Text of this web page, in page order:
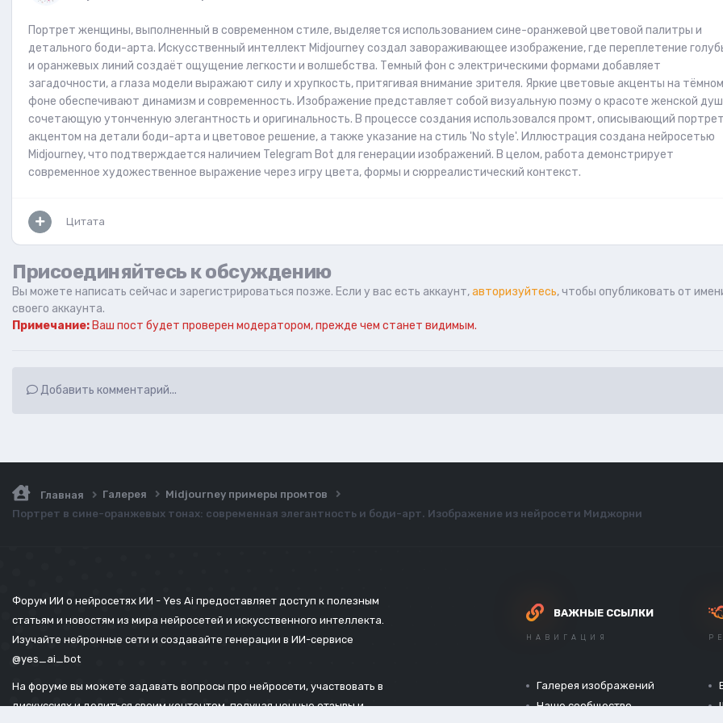
Портрет женщины, выполненный в современном стиле, выделяется использованием сине-оранжевой цветовой палитры и
детального боди-арта. Искусственный интеллект Midjourney создал завораживающее изображение, где переплетение
и оранжевых линий создаёт ощущение легкости и волшебства. Темный фон с электрическими формами добавляет
загадочности, а глаза модели выражают силу и хрупкость, притягивая внимание зрителя. Яркие цветовые акценты на тёмном
фоне обеспечивают динамизм и современность. Изображение представляет собой визуальную поэму о красоте женской
сочетающую утонченную элегантность и оригинальность. В процессе создания использовался промт, описывающий
акцентом на детали боди-арта и цветовое решение, а также указание на стиль 'No style'. Иллюстрация создана нейросетью
Midjourney, что подтверждается наличием Telegram Bot для генерации изображений. В целом, работа демонстрирует
современное художественное выражение через игру цвета, формы и сюрреалистический контекст.
Цитата
Присоединяйтесь к обсуждению
Вы можете написать сейчас и зарегистрироваться позже. Если у вас есть аккаунт,авторизуйтесь, чтобы опубликовать от
своего аккаунта.
Примечание: Ваш пост будет проверен модератором, прежде чем станет видимым.
Добавить комментарий...
Главная Галерея
Midjourney примеры промтов
Портрет в сине-оранжевых тонах: современная элегантность и боди-арт. Изображение из нейросети Миджорни
Форум ИИ о нейросетях ИИ - Yes Ai предоставляет доступ к полезным
статьям и новостям из мира нейросетей и искусственного интеллекта.
Изучайте нейронные сети и создавайте генерации в ИИ-сервисе
@yes_ai_bot
На форуме вы можете задавать вопросы про нейросети, участвовать в
дискуссиях и делиться своим контентом, получая ценные отзывы и
ВАЖНЫЕ ССЫЛКИ
НАВИГАЦИЯ
Галерея изображений
Наше сообщество